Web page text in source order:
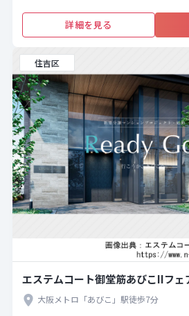
詳細を見る
住吉区
エステムコート御堂筋あびこIIフェ
大阪メトロ「あびこ」駅徒歩7分